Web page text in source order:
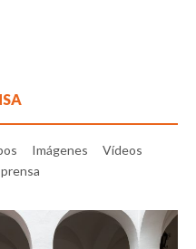
Imágenes
Vídeos